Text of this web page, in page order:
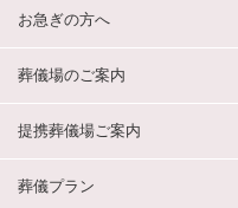
お急ぎの方へ
葬儀場のご案内
提携葬儀場ご案内
葬儀プラン